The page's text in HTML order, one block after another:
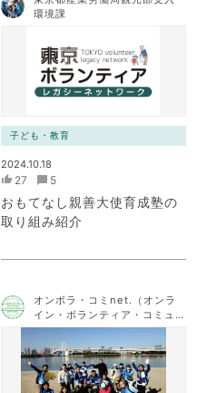
環境課
子ども・教育
2024.10.18
27 5
おもてなし親善大使育成塾の
取り組み紹介
オンボラ・コミnet.（オンラ
イン・ボランティア・コミュ
ニケーション・ネットワー